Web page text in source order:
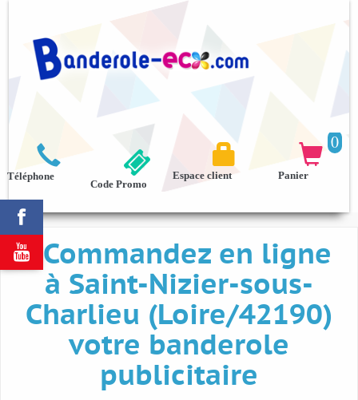



Téléphone
0

Panier

Espace client
Code Promo
Commandez en ligne
à Saint-Nizier-sous-
Charlieu (Loire/42190)
votre banderole
publicitaire